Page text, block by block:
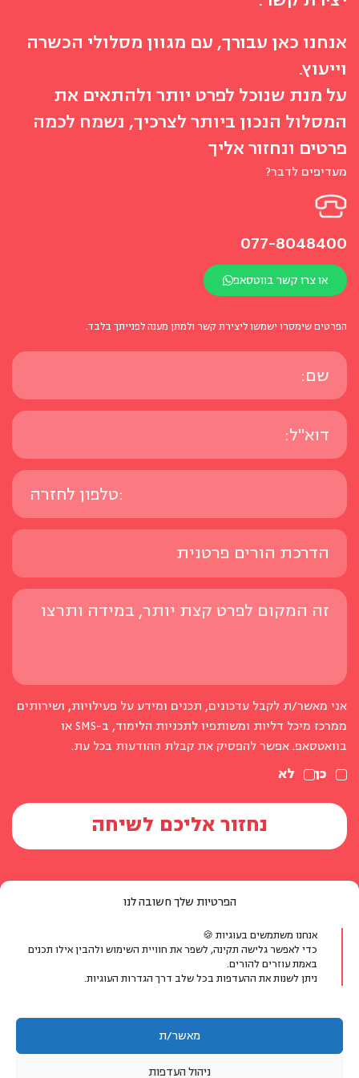
הפרטיות שלך חשובה לנו
אנחנו משתמשים בעוגיות 🍪
כדי לאפשר גלישה תקינה, לשפר את חוויית השימוש ולהבין אילו תכנים
באמת עוזרים להורים.
ניתן לשנות את ההעדפות בכל שלב דרך הגדרות העוגיות.
מאשר/ת
ניהול העדפות
אנחנו כאן עבורך, עם מגוון מסלולי הכשרה
וייעוץ.
על מנת שנוכל לפרט יותר ולהתאים את
המסלול הנכון ביותר לצרכיך, נשמח לכמה
פרטים ונחזור אליך
מעדיפים לדבר?
077-8048400
או צרו קשר בווטסאפ
הפרטים שימסרו ישמשו ליצירת קשר ולמתן מענה לפנייתך בלבד.
אני מאשר/ת לקבל עדכונים, תכנים ומידע על פעילויות, ושירותים
ממרכז מיכל דליות ומשותפיו לתכניות הלימוד, ב-SMS או
בוואטסאפ. אפשר להפסיק את קבלת ההודעות בכל עת.
כן
לא
יצירת קשר
טלפון:
אימייל:info@michaldalyot.co.il